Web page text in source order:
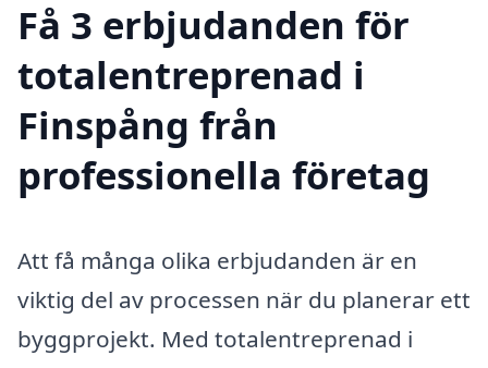
Få 3 erbjudanden för
totalentreprenad i
Finspång från
professionella företag
Att få många olika erbjudanden är en
viktig del av processen när du planerar ett
byggprojekt. Med totalentreprenad i